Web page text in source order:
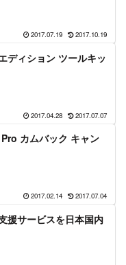
2017.07.19 2017.10.19
ィション ツールキッ
2017.04.28 2017.07.07
カムバック キャン
2017.02.14 2017.07.04
援サービスを日本国内